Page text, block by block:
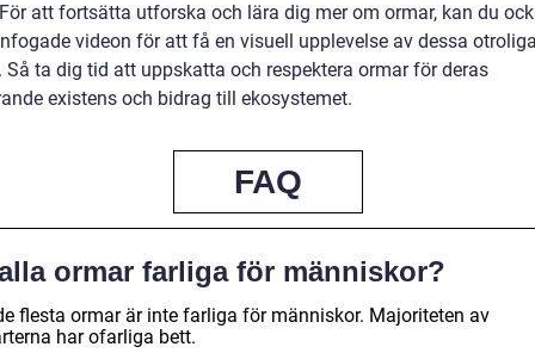
att fortsätta utforska och lära dig mer om ormar, kan du
videon för att få en visuell upplevelse av dessa
Så ta dig tid att uppskatta och respektera ormar för deras
existens och bidrag till ekosystemet.
FAQ
ormar farliga för människor?
flesta ormar är inte farliga för människor. Majoriteten av
har ofarliga bett.